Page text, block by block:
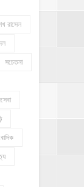
রাসেল
সচেতনা